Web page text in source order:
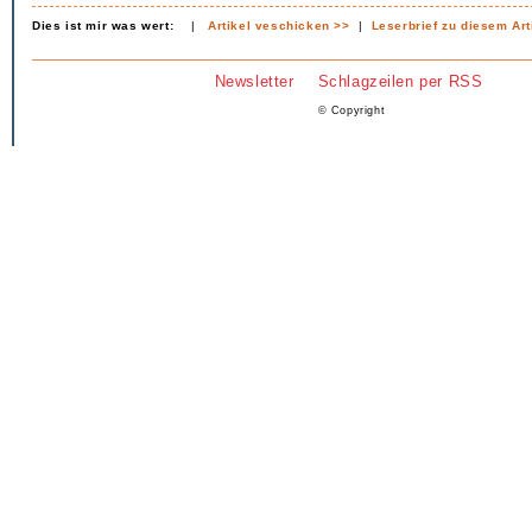
Dies ist mir was wert: |Artikel veschicken >> | Leserbrief zu diesem
Newsletter Schlagzeilen per RSS
© Copyright